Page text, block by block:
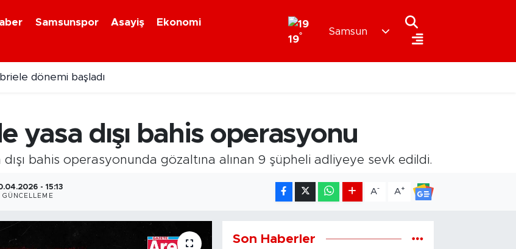
Samsunspor Asayiş
Ekonomi
19°
Samsun
dönemi başladı
yasa dışı bahis operasyonu
bahis operasyonunda gözaltına alınan 9 şüpheli adliyeye sevk edildi.
- 15:13
GÜNCELLEME
A- A+
Son Haberler